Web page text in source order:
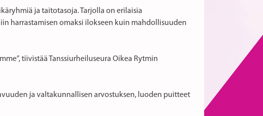
ja taitotasoja. Tarjolla on erilaisia
harrastamisen omaksi ilokseen kuin mahdollisuuden
tiivistää Tanssiurheiluseura Oikea Rytmin
ja valtakunnallisen arvostuksen, luoden puitteet